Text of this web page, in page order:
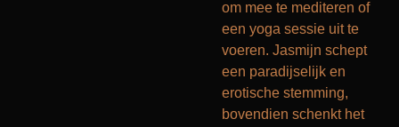
om mee te mediteren of
een yoga sessie uit te
voeren. Jasmijn schept
een paradijselijk en
erotische stemming,
bovendien schenkt het